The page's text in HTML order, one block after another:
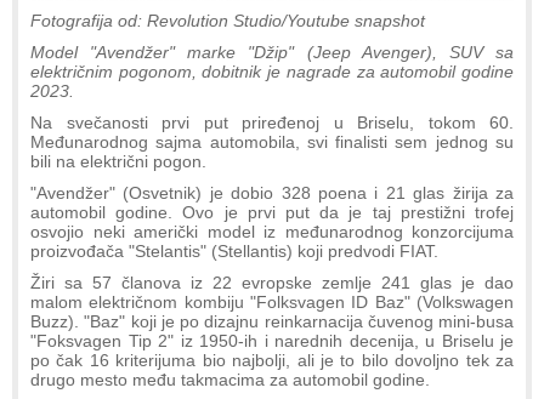
Fotografija od: Revolution Studio/Youtube snapshot
Model "Avendžer" marke "Džip" (Jeep Avenger), SUV sa
električnim pogonom, dobitnik je nagrade za automobil godine
2023.
Na svečanosti prvi put priređenoj u Briselu, tokom 60.
Međunarodnog sajma automobila, svi finalisti sem jednog su
bili na električni pogon.
"Avendžer" (Osvetnik) je dobio 328 poena i 21 glas žirija za
automobil godine. Ovo je prvi put da je taj prestižni trofej
osvojio neki američki model iz međunarodnog konzorcijuma
proizvođača "Stelantis" (Stellantis) koji predvodi FIAT.
Žiri sa 57 članova iz 22 evropske zemlje 241 glas je dao
malom električnom kombiju "Folksvagen ID Baz" (Volkswagen
Buzz). "Baz" koji je po dizajnu reinkarnacija čuvenog mini-busa
"Foksvagen Tip 2" iz 1950-ih i narednih decenija, u Briselu je
po čak 16 kriterijuma bio najbolji, ali je to bilo dovoljno tek za
drugo mesto među takmacima za automobil godine.